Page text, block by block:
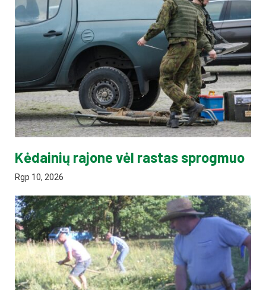
Kėdainių rajone vėl rastas sprogmuo
Rgp 10, 2026